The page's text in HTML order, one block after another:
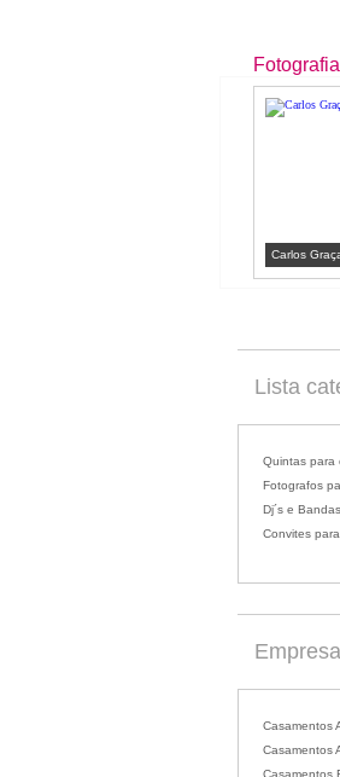
Carlos
Lista
Quintas para
Fotografos
Dj´s e
Convites
Casamentos
Casamentos
Casamentos